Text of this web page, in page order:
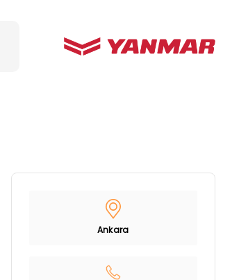
Ankara